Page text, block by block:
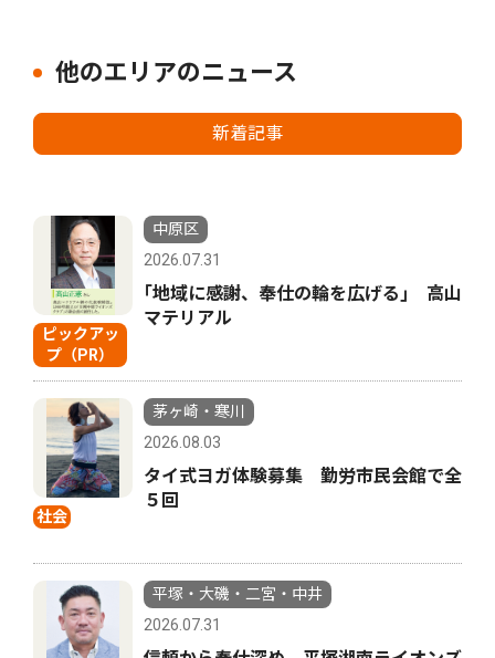
他のエリアのニュース
新着記事
ピックアッ
プ（PR）
中原区
2026.07.31
｢地域に感謝、奉仕の輪を広げる｣ 高山
マテリアル
社会
茅ヶ崎・寒川
2026.08.03
タイ式ヨガ体験募集 勤労市民会館で全
５回
平塚・大磯・二宮・中井
2026.07.31